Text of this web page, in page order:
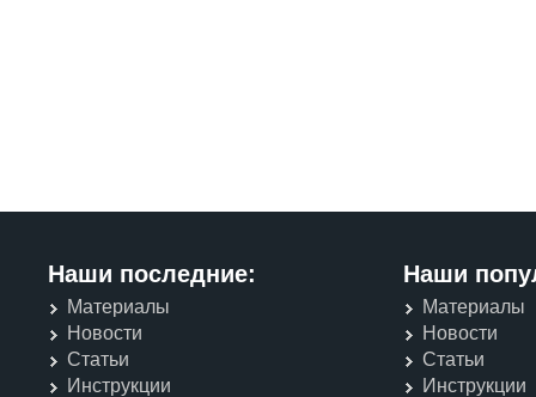
Наши последние:
Материалы
Новости
Статьи
Инструкции
Наши
Материалы
Новости
Статьи
Инструкции